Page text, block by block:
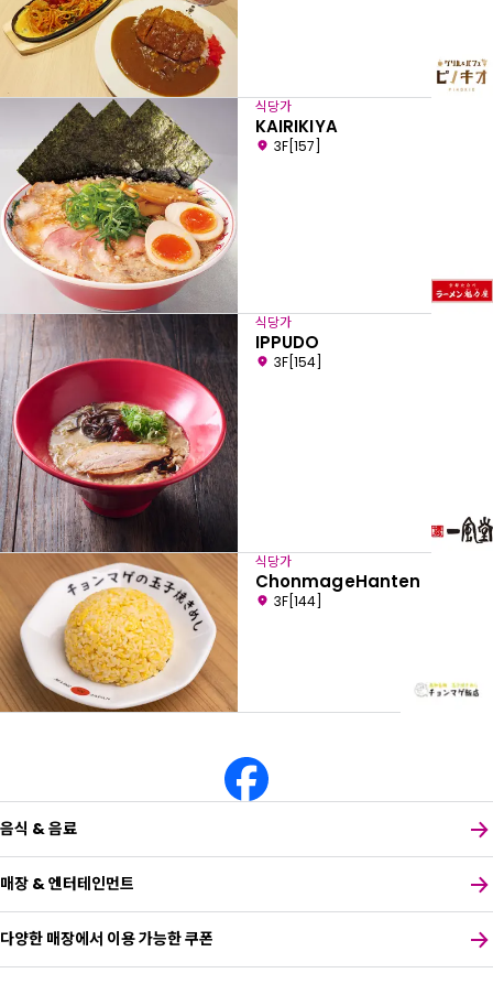
식당가
KAIRIKIYA
3F[157]
식당가
IPPUDO
3F[154]
식당가
ChonmageHanten
3F[144]
음식 & 음료
매장 & 엔터테인먼트
다양한 매장에서 이용 가능한 쿠폰